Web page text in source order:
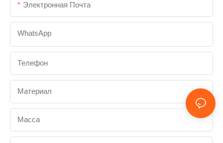
Электронная Почта
WhatsApp
Телефон
Материал
Масса